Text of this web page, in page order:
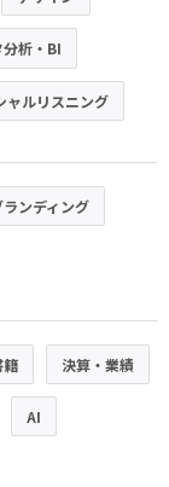
分析・BI
ャルリスニング
ランディング
籍 決算・業績
AI